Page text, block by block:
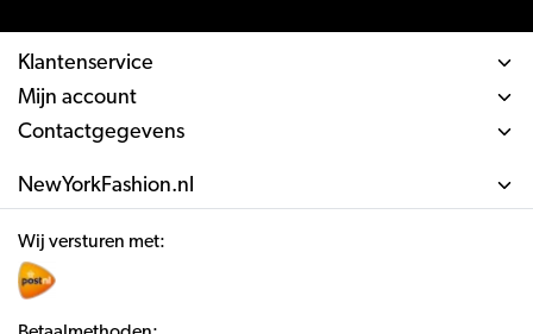
Klantenservice
Mijn account
Contactgegevens
NewYorkFashion.nl
Wij versturen met: